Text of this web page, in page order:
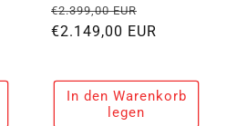
Normaler
Preis
€2.399,00 EUR
€2.149,00 EUR
In den Warenkorb
legen